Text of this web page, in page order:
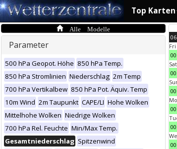
Top Karten
Alle Modelle
Parameter
500 hPa Geopot. Höhe 850 hPa Temp.
850 hPa Stromlinien Niederschlag 2m Temp
700 hPa Vertikalbew 850 hPa Pot. Äquiv. Temp
10m Wind 2m Taupunkt CAPE/LI Hohe Wolken
Mittelhohe Wolken Niedrige Wolken
700 hPa Rel. Feuchte Min/Max Temp.
Gesamtniederschlag Spitzenwind
06
00
00
00
00
00
00